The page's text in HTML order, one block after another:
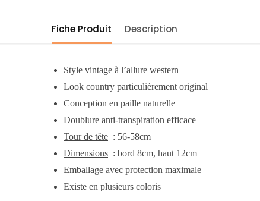
Fiche Produit Description
Style vintage à l’allure western
Look country particulièrement original
Conception en paille naturelle
Doublure anti-transpiration efficace
Tour de tête : 56-58cm
Dimensions : bord 8cm, haut 12cm
Emballage avec protection maximale
Existe en plusieurs coloris